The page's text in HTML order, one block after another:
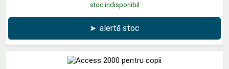
stoc indisponibil
➤ alertă stoc